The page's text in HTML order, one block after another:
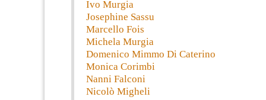
Ivo Murgia
Josephine Sassu
Marcello Fois
Michela Murgia
Domenico Mimmo Di Caterino
Monica Corimbi
Nanni Falconi
Nicolò Migheli